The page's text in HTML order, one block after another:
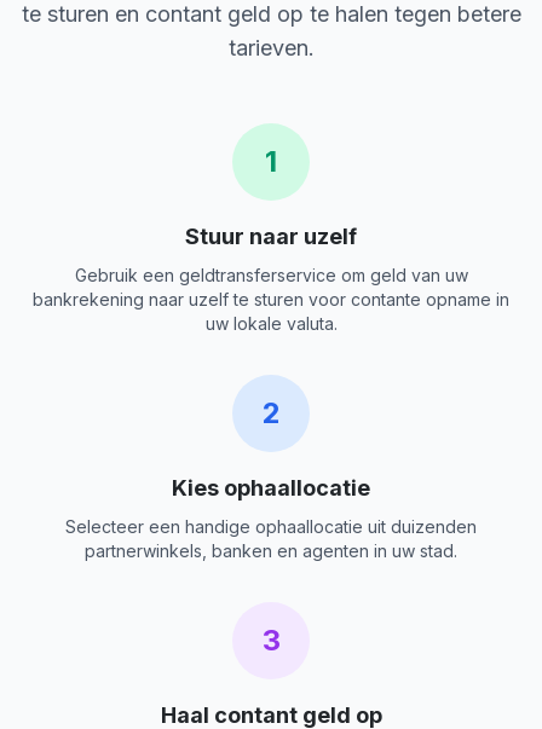
te sturen en contant geld op te halen tegen betere
tarieven.
1
Stuur naar uzelf
Gebruik een geldtransferservice om geld van uw
bankrekening naar uzelf te sturen voor contante opname in
uw lokale valuta.
2
Kies ophaallocatie
Selecteer een handige ophaallocatie uit duizenden
partnerwinkels, banken en agenten in uw stad.
3
Haal contant geld op